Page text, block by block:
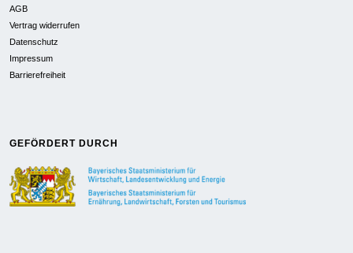
AGB
Vertrag widerrufen
Datenschutz
Impressum
Barrierefreiheit
GEFÖRDERT DURCH